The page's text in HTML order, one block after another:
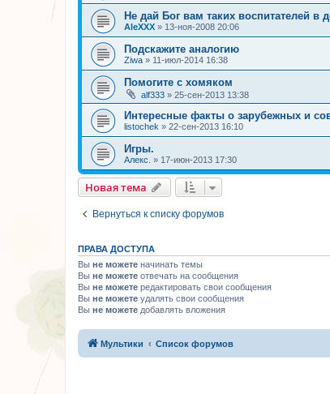
Не дай Бог вам таких воспитателей в
AleXXX » 13-ноя-2008 20:06
Подскажите аналогию
Ziwa » 11-июл-2014 16:38
Помогите с хомяком
alf333 » 25-сен-2013 13:38
Интересные факты о зарубежных и
listochek » 22-сен-2013 16:10
Игры.
Алекс. » 17-июн-2013 17:30
Новая тема
Вернуться к списку форумов
ПРАВА ДОСТУПА
Вы не можете начинать темы
Вы не можете отвечать на сообщения
Вы не можете редактировать свои сообщения
Вы не можете удалять свои сообщения
Вы не можете добавлять вложения
Мультики Список форумов